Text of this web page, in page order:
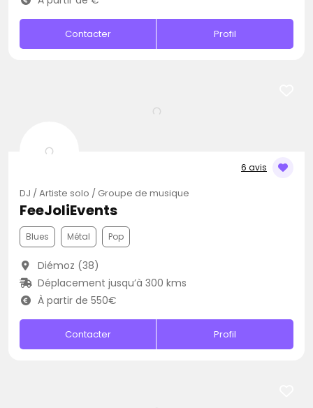
Contacter Profil
6 avis
DJ / Artiste solo / Groupe de musique
FeeJoliEvents
Blues Métal Pop
Diémoz (38)
Déplacement jusqu’à 300 kms
À partir de 550€
Contacter Profil